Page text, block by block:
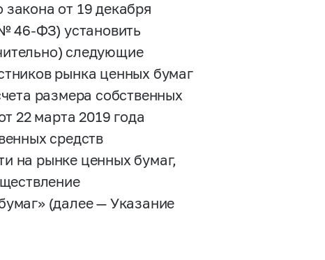
от 19 декабря
№46-ФЗ) установить
следующие
рынка ценных бумаг
размера собственных
22 марта 2019 года
средств
на рынке ценных бумаг,
(далее — Указание